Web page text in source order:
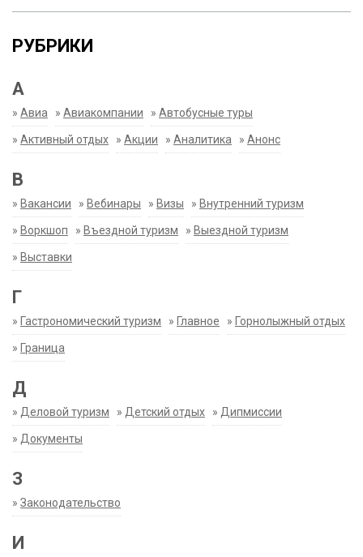
РУБРИКИ
А
» Авиа » Авиакомпании » Автобусные туры
» Активный отдых » Акции » Аналитика » Анонс
В
» Вакансии » Вебинары » Визы » Внутренний туризм
» Воркшоп » Въездной туризм » Выездной туризм
» Выставки
Г
» Гастрономический туризм » Главное » Горнолыжный отдых
» Граница
Д
» Деловой туризм » Детский отдых » Дипмиссии
» Документы
З
» Законодательство
И